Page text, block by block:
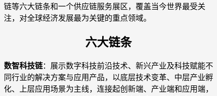
链等六大链条和一个供应链服务展区，覆盖当今世界最受关
注，对全球经济发展最为关键的重点领域。
六大链条
数智科技链：展示数字科技前沿技术、新兴产业及科技赋能不
同行业的解决方案与应用产品，以底层技术变革、中层产业孵
化、上层应用场景为主线，连接起创新端、产业端和应用端，